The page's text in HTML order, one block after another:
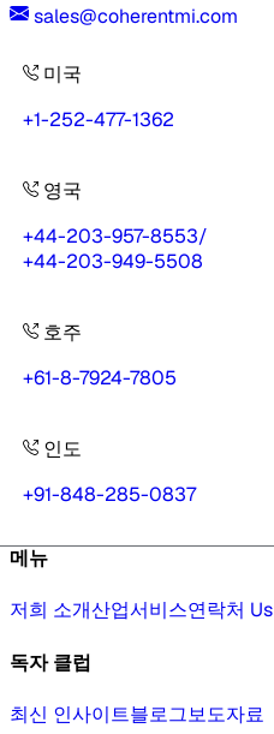
sales@coherentmi.com
미국
+1-252-477-1362
영국
+44-203-957-8553/
+44-203-949-5508
호주
+61-8-7924-7805
인도
+91-848-285-0837
메뉴
저희 소개산업서비스연락처 Us
독자 클럽
최신 인사이트블로그보도자료